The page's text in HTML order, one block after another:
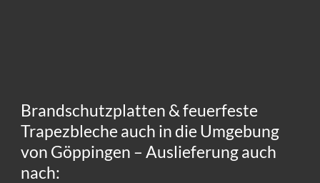
Brandschutzplatten & feuerfeste
Trapezbleche auch in die Umgebung
von Göppingen – Auslieferung auch
nach: